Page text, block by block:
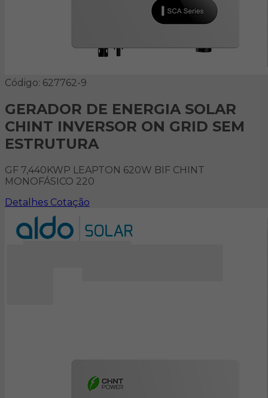
Código: 627762-9
GERADOR DE ENERGIA SOLAR
CHINT INVERSOR ON GRID SEM
ESTRUTURA
GF 7,440KWP LEAPTON 620W BIF CHINT
MONOFÁSICO 220
Detalhes Cotação